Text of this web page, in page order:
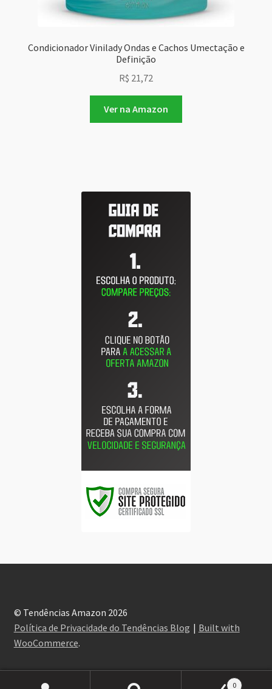
Condicionador Vinilady Ondas e Cachos Umectação e
Definição
R$ 21,72
Ver na Amazon
© Tendências Amazon 2026
Política de Privacidade do Tendências Blog
Built with
WooCommerce.
0